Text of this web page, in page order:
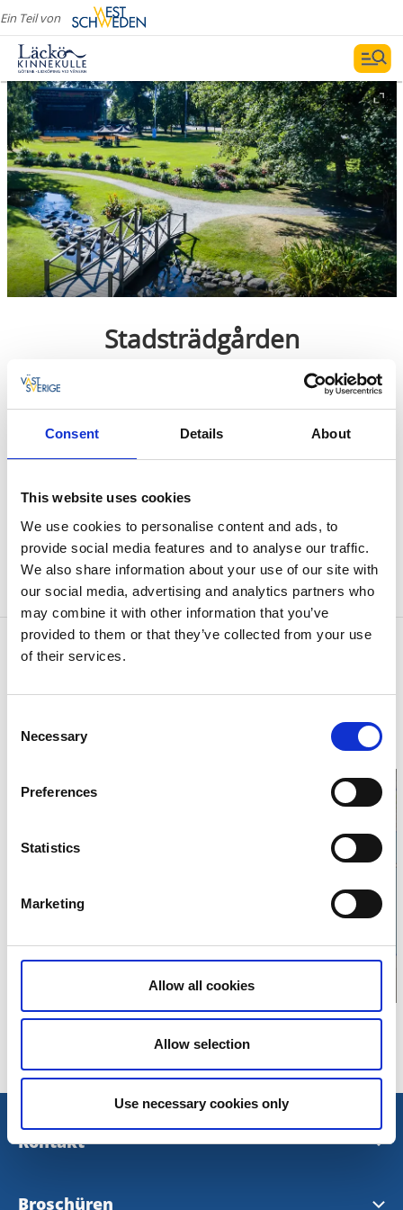
Consent Details About
This website uses cookies
We use cookies to personalise content and ads, to
provide social media features and to analyse our traffic.
We also share information about your use of our site with
our social media, advertising and analytics partners who
may combine it with other information that you’ve
provided to them or that they’ve collected from your use
of their services.
Selection
Necessary
Preferences
Statistics
Marketing
Allow all cookies
Allow selection
Use necessary cookies only
Ein Teil von
Stadsträdgården
Ein Garten mit phantasievoller Bepflanzung
Spazieren Sie auf den Wegen durch die
phantasievolle Bepflanzung, entlang des
in den wunderschönen Rosengarten. Außerdem
gibt es einen Spielplatz für Kinder und im
Sommer musikalische Unterhaltung.
Kontaktinformation
Gamla Rådhuset, Nya stadens torg
E-Mail:E-Mail senden
Kontakt
Kontakt & Öffnungszeiten
Broschüren